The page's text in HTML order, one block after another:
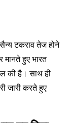
टकराव तेज होने
मानते हुए भारत
की है। साथ ही
जारी करते हुए